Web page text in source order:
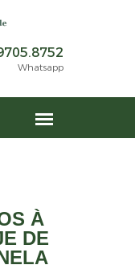
Whatsapp
À
DE